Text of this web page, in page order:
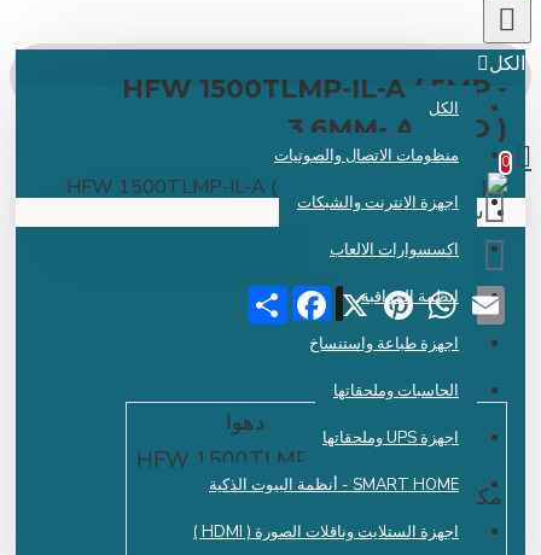
الكل
منظومات الاتصال والصوتيات
اجهزة الانترنت والشبكات
اكسسوارات الالعاب
انظمة المراقبة
اجهزة طباعة واستنساخ
الحاسبات وملحقاتها
اجهزة UPS وملحقاتها
SMART HOME - أنظمة البيوت الذكية
اجهزة الستلايت وناقلات الصورة ( HDMI )
سلة الشراء فارغة !
HFW 1500TLMP-IL-A ( 5MP
3.6MM- AUDIO
Share
Facebook X
Pinterest
WhatsApp
HFW 1500TLMP-IL-A
مكان الاستخدام
خارجية
الدقة
5 ميكا